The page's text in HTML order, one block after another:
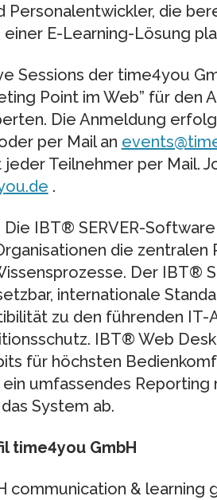
Personalentwickler, die
E-Learning-Lösung
Sessions der time4you
Point im Web” für den
Die Anmeldung
per Mail an
Teilnehmer per Mail.
.
IBT® SERVER-
die zentralen
Der IBT®
internationale
zu den führenden IT-
IBT® Web
für höchsten
umfassendes
System ab.
time4you GmbH
communication & learning